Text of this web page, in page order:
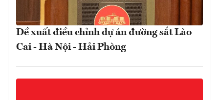
Đề xuất điều chỉnh dự án đường sắt Lào
Cai - Hà Nội - Hải Phòng